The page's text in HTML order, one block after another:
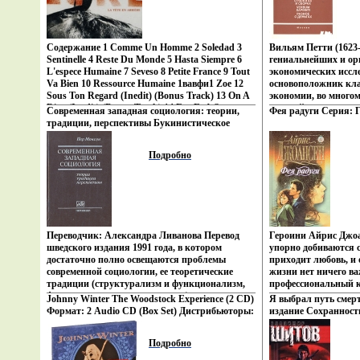
Содержание 1 Comme Un Homme 2 Soledad 3
Sentinelle 4 Reste Du Monde 5 Hasta Siempre 6
L'espece Humaine 7 Seveso 8 Petite France 9 Tout
Va Bien 10 Ressource Humaine 1вавфи1 Zoe 12
Sous Ton Regard (Inedit) (Bonus Track) 13 On A
Rien (Inedit) (Bonus Track) 14 Feu Et A Sang
(Inedit) (Bonus Track) 15 Petite France (Live)
(Bonus Track) 16 Zoe (Live) (Bonus Track) 17
Hasta Siempre (Live) (Bonus Track) 18 Me
Passerвмззч De Toi (Live) (Bonus Track) 19 Film
L'enregistrement De ''La Tete En Arriere'' (Bonus
Track) Исполнитель Luke.
Современная западная социология: теории,
традиции, перспективы Букинистическое
издание Сохранность: Хорошая Издательство:
Нотабене, 1992 г Твердый переплет, 446 стр
ISBN 5-87170-014-4 Тираж: 5000 экз Формат:
60x90/16 (~145х217 мм) инфо 893x.
Подробно
Переводчик: Александра Ливанова Перевод
шведского издания 1991 года, в котором
достаточно полно освещаются проблемы
современной социологии, ее теоретические
традиции (структурализм и функционализм,
фенвагхъоменология, марксизм), основные
направления современной науки
(символический интеракционизм, социология
познания, феминистская теория, историко-
эмпирическая социология), а также вклад в
социологию крупнейших теоретиков
Johnny Winter The Woodstock Experience (2 CD)
Формат: 2 Audio CD (Box Set) Дистрибьюторы:
Sony Music, SONY BMG Европейский Союз
Лицензионные товары Характеристики
аудионосителей 2009 г Альбом: Импортное
Подробно
Вильям Петти
гениальнейших и
экономических
основоположник
экономии, во
дальнейшие пути
три наиболее
"Трактат о налогах
sapienti - слово
деньгах" (1682)
Фея радуги Серия:
Героини Айрис
упорно добиваются
приходит любовь,
жизни нет ничего
профессиональный
решительнававжг,
любви превращает
влюбленного в нес
Тэйн, популярной
доказать в суде
убийству мужа Но
Я выбрал путь
издание
АСТ, 1999 г Твердый
237-01120-9 Тираж:
84x108/32 (~130х205